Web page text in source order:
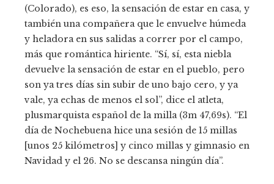
(Colorado), es eso, la sensación de estar en casa, y
también una compañera que le envuelve húmeda
y heladora en sus salidas a correr por el campo,
más que romántica hiriente. “Sí, sí, esta niebla
devuelve la sensación de estar en el pueblo, pero
son ya tres días sin subir de uno bajo cero, y ya
vale, ya echas de menos el sol”, dice el atleta,
plusmarquista español de la milla (3m 47,69s). “El
día de Nochebuena hice una sesión de 15 millas
[unos 25 kilómetros] y cinco millas y gimnasio en
Navidad y el 26. No se descansa ningún día”.